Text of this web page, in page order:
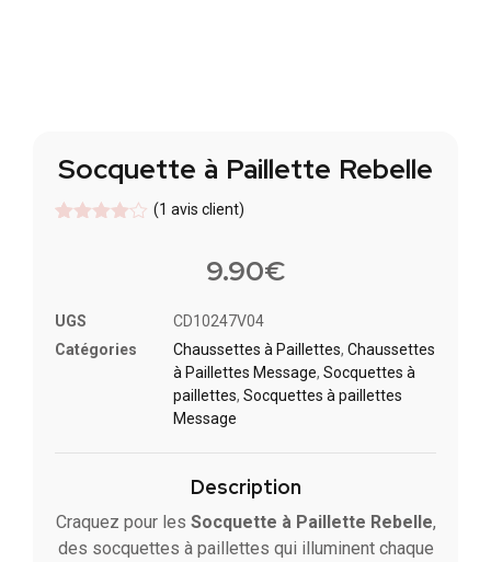
Socquette à Paillette Rebelle
client
(1 avis client)
9.90€
UGS
CD10247V04
Catégories
Chaussettes à Paillette​s, Chaussettes
à Paillettes Message​, Socquettes à
paillettes, Socquettes à paillettes
Message
Description
Craquez pour les Socquette à Paillette Rebelle,
des socquettes à paillettes qui illuminent chaque